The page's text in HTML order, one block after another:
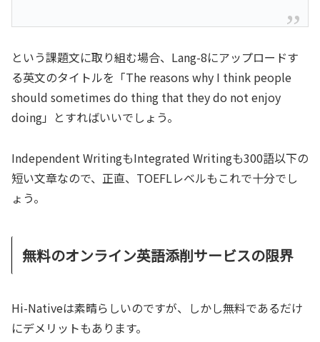
という課題文に取り組む場合、Lang-8にアップロードす
る英文のタイトルを「The reasons why I think people
should sometimes do thing that they do not enjoy
doing」とすればいいでしょう。
Independent WritingもIntegrated Writingも300語以下の
短い文章なので、正直、TOEFLレベルもこれで十分でし
ょう。
無料のオンライン英語添削サービスの限界
Hi-Nativeは素晴らしいのですが、しかし無料であるだけ
にデメリットもあります。